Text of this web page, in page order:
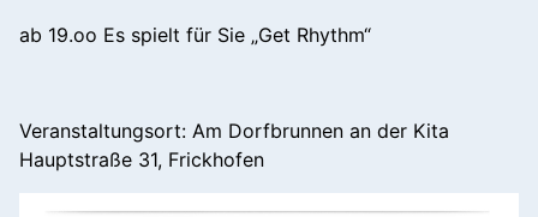
ab 19.oo Es spielt für Sie „Get Rhythm“
Veranstaltungsort: Am Dorfbrunnen an der Kita
Hauptstraße 31, Frickhofen